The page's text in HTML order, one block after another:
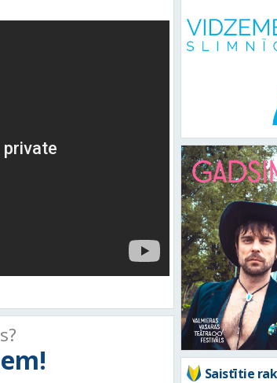
Saistītie